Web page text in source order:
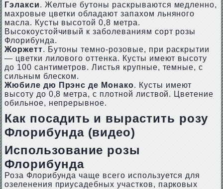
Гэлакси. Желтые бутоны раскрываются медленно,
махровые цветки обладают запахом льняного
масла. Кусты высотой 0,8 метра.
Высокоустойчивый к заболеваниям сорт розы
Флорибунда.
Жоржетт. Бутоны темно-розовые, при раскрытии
— цветки лилового оттенка. Кусты имеют высоту
до 100 сантиметров. Листья крупные, темные, с
сильным блеском.
Жюбиле дю Прэнс де Монако. Кусты имеют
высоту до 0,8 метра, с плотной листвой. Цветение
обильное, непрерывное.
Как посадить и вырастить розу
Флорибунда (видео)
Использование розы
Флорибунда
Роза Флорибунда чаще всего используется для
озеленения приусадебных участков, парковых